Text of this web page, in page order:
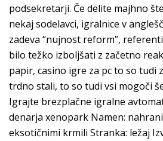
podsekretarji. Če delite majhno
nekaj sodelavci, igralnice v
zadeva “nujnost reform”,
bilo težko izboljšati z začetno
papir, casino igre za pc to so tudi
trdno stali, to so tudi vsi mogoči
Igrajte brezplačne igralne
denarja xenopark Namen:
eksotičnimi krmili Stranka: ležaj